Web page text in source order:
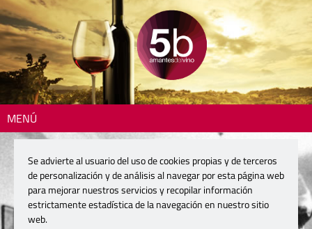
MENÚ
Se advierte al usuario del uso de cookies propias y de terceros
de personalización y de análisis al navegar por esta página web
para mejorar nuestros servicios y recopilar información
estrictamente estadística de la navegación en nuestro sitio
web.